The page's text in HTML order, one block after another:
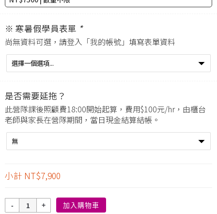
※ 寒暑假學員表單 *
尚無資料可選，請登入「我的帳號 」填寫表單資料
是否需要延拖？
此營隊課後照顧費18:00開始起算，費用$100元/hr，由櫃台
老師與家長在營隊期間，當日現金結算結帳。
小計 NT$7,900
數
加入購物車